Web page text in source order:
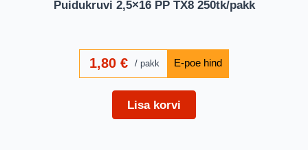
Puidukruvi 2,5×16 PP TX8 250tk/pakk
1,80 € pakk
Lisa korvi